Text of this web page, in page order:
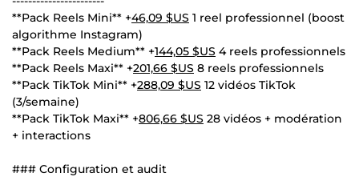
**Pack Reels Mini** +46,09 $US 1 reel professionnel (boost
algorithme Instagram)
**Pack Reels Medium** +144,05 $US 4 reels professionnels
**Pack Reels Maxi** +201,66 $US 8 reels professionnels
**Pack TikTok Mini** +288,09 $US 12 vidéos TikTok
(3/semaine)
**Pack TikTok Maxi** +806,66 $US 28 vidéos + modération
+ interactions
### Configuration et audit